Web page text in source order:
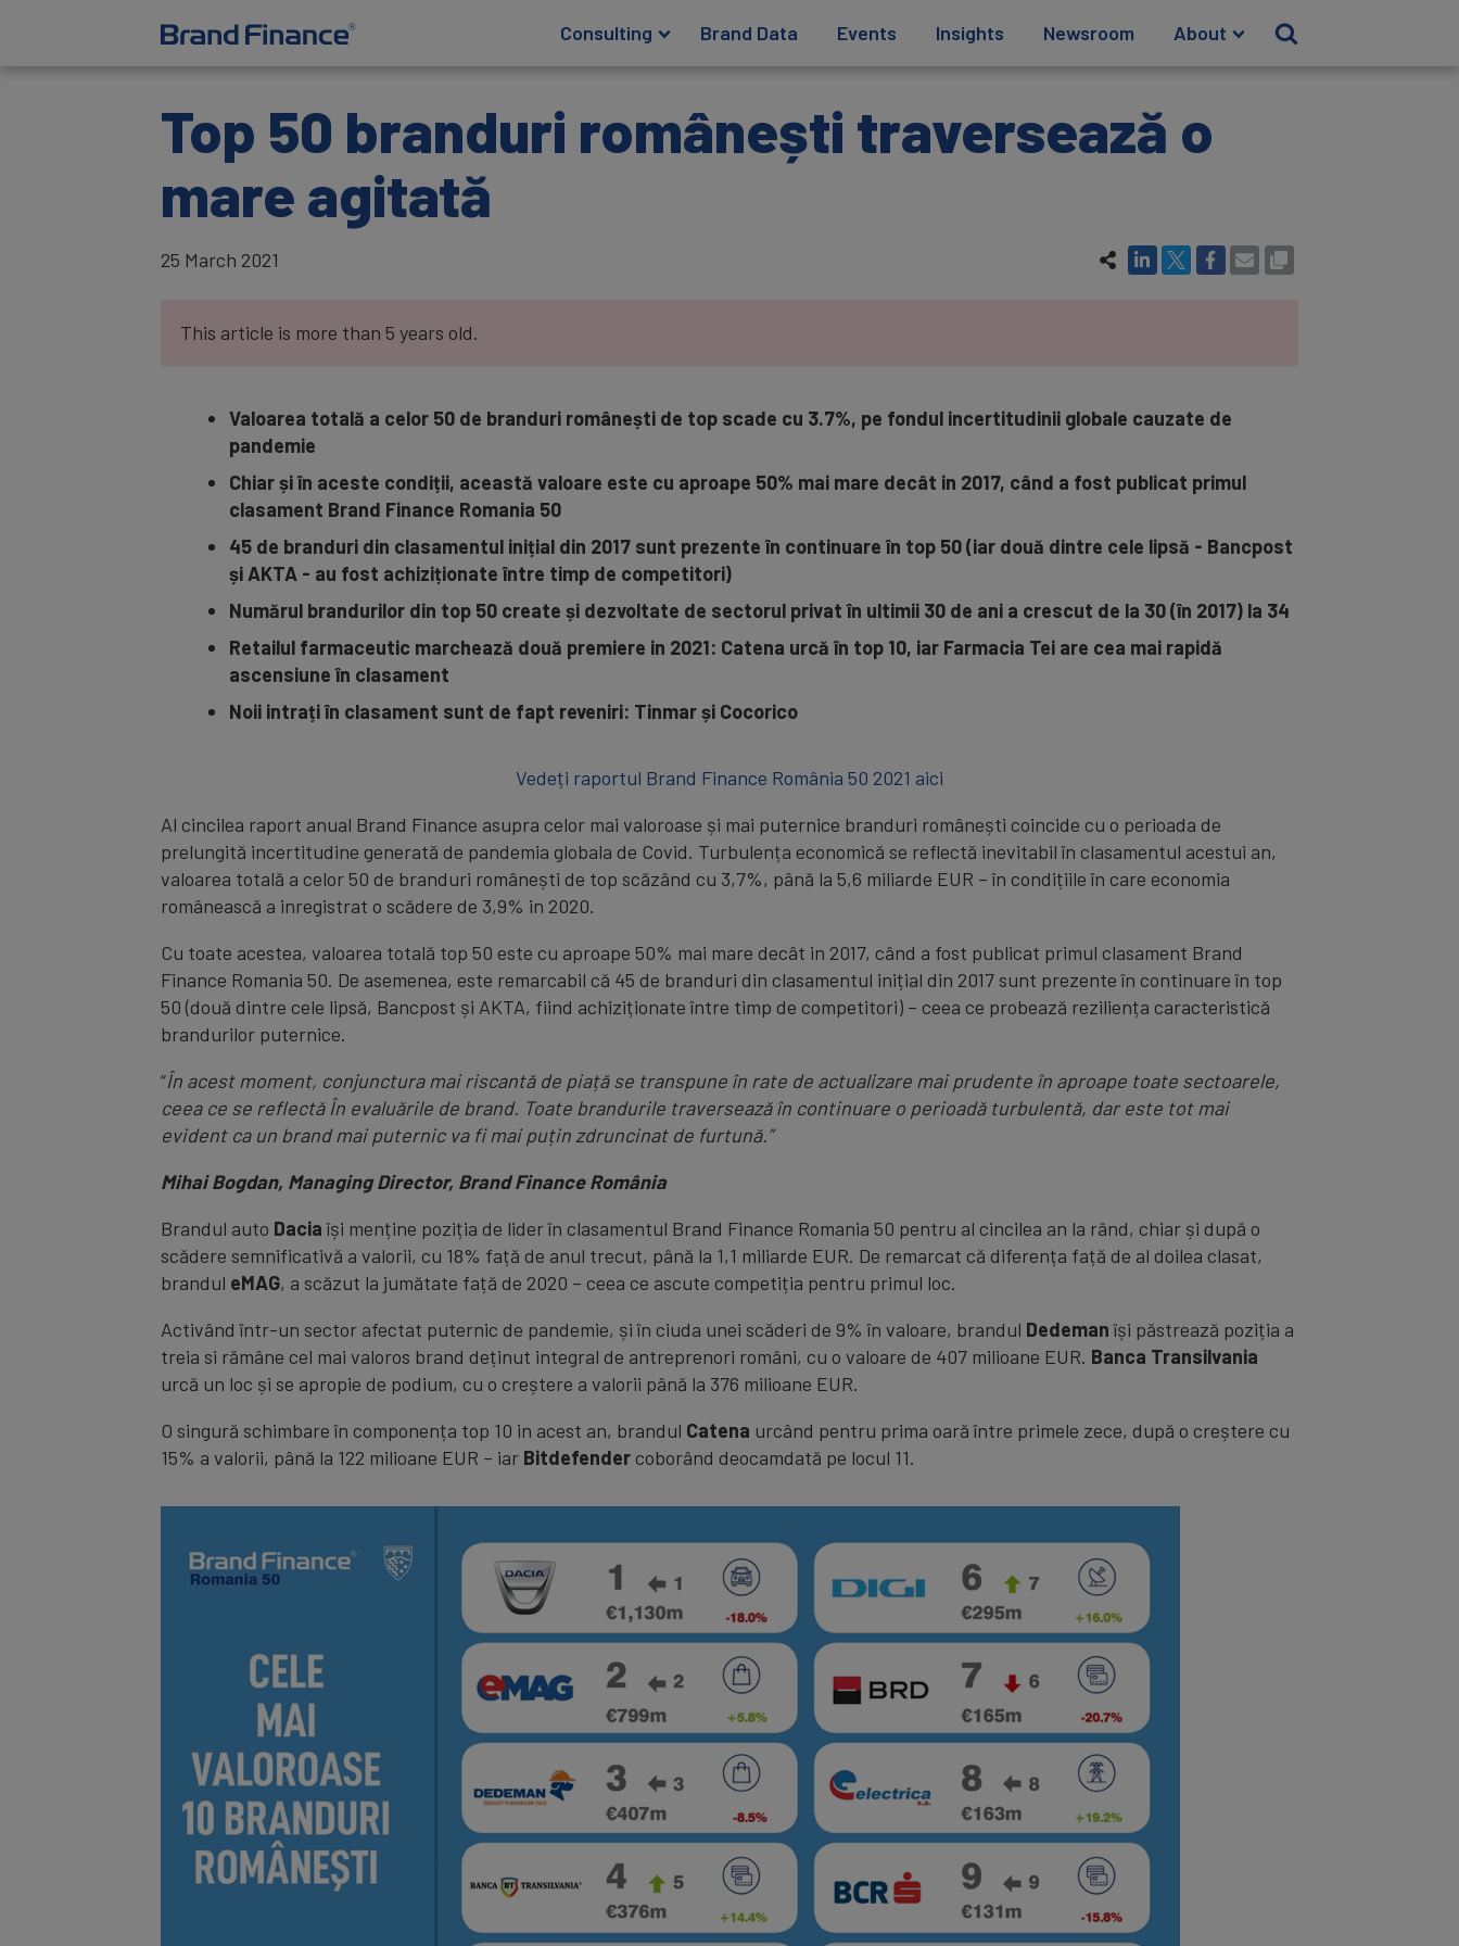
Consulting Brand Data Events Insights Newsroom About
Top 50 branduri românești traversează o
mare agitată
25 March 2021
This article is more than 5 years old.
Valoarea totală a celor 50 de branduri românești de top scade cu 3.7%, pe fondul incertitudinii globale cauzate de
pandemie
Chiar și în aceste condiții, această valoare este cu aproape 50% mai mare decât in 2017, când a fost publicat primul
clasament Brand Finance Romania 50
45 de branduri din clasamentul inițial din 2017 sunt prezente în continuare în top 50 (iar două dintre cele lipsă - Bancpost
și AKTA - au fost achiziționate între timp de competitori)
Numărul brandurilor din top 50 create și dezvoltate de sectorul privat în ultimii 30 de ani a crescut de la 30 (în 2017) la 34
Retailul farmaceutic marchează două premiere in 2021: Catena urcă în top 10, iar Farmacia Tei are cea mai rapidă
ascensiune în clasament
Noii intrați în clasament sunt de fapt reveniri: Tinmar și Cocorico
Vedeți raportul Brand Finance România 50 2021 aici
Al cincilea raport anual Brand Finance asupra celor mai valoroase și mai puternice branduri românești coincide cu o perioada de
prelungită incertitudine generată de pandemia globala de Covid. Turbulența economică se reflectă inevitabil în clasamentul acestui an,
valoarea totală a celor 50 de branduri românești de top scăzând cu 3,7%, până la 5,6 miliarde EUR – în condițiile în care economia
românească a inregistrat o scădere de 3,9% in 2020.
Cu toate acestea, valoarea totală top 50 este cu aproape 50% mai mare decât in 2017, când a fost publicat primul clasament Brand
Finance Romania 50. De asemenea, este remarcabil că 45 de branduri din clasamentul inițial din 2017 sunt prezente în continuare în top
50 (două dintre cele lipsă, Bancpost și AKTA, fiind achiziționate între timp de competitori) – ceea ce probează reziliența caracteristică
brandurilor puternice.
“În acest moment, conjunctura mai riscantă de piață se transpune în rate de actualizare mai prudente în aproape toate sectoarele,
ceea ce se reflectă În evaluările de brand. Toate brandurile traversează în continuare o perioadă turbulentă, dar este tot mai
evident ca un brand mai puternic va fi mai puțin zdruncinat de furtună.”
Mihai Bogdan, Managing Director, Brand Finance România
Brandul auto Daciaîși menține poziția de lider în clasamentul Brand Finance Romania 50 pentru al cincilea an la rând, chiar și după o
scădere semnificativă a valorii, cu 18% față de anul trecut, până la 1,1 miliarde EUR. De remarcat că diferența față de al doilea clasat,
brandul eMAG, a scăzut la jumătate față de 2020 – ceea ce ascute competiția pentru primul loc.
Activând într-un sector afectat puternic de pandemie, și în ciuda unei scăderi de 9% în valoare, brandul Dedemanîși păstrează poziția a
treia si rămâne cel mai valoros brand deținut integral de antreprenori români, cu o valoare de 407 milioane EUR. Banca Transilvania
urcă un loc și se apropie de podium, cu o creștere a valorii până la 376 milioane EUR.
O singură schimbare în componența top 10 in acest an, brandul Catena urcând pentru prima oară între primele zece, după o creștere cu
15% a valorii, până la 122 milioane EUR – iar Bitdefender coborând deocamdată pe locul 11.